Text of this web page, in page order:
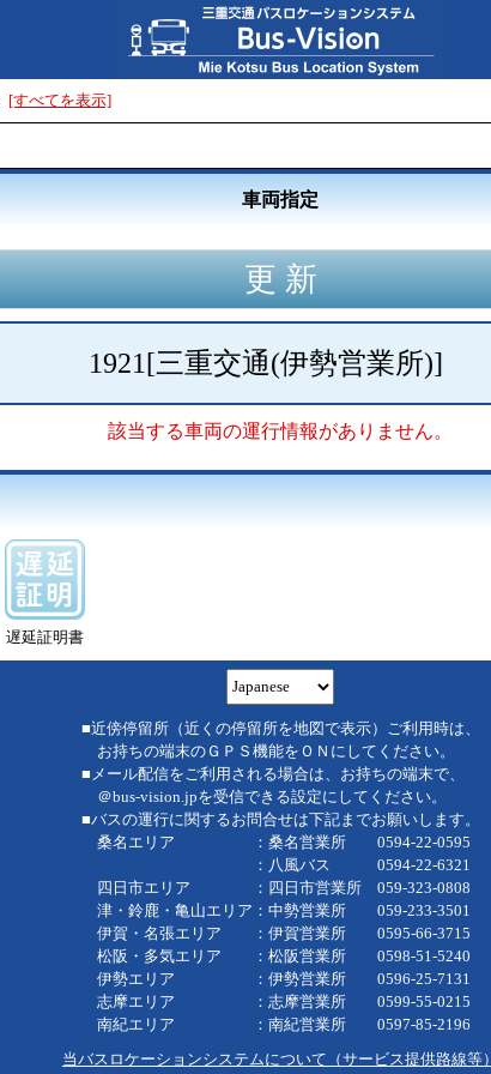
[すべてを表示]
車両指定
1921[三重交通(伊勢営業所)]
該当する車両の運行情報がありません。
遅延証明書
■近傍停留所（近くの停留所を地図で表示）ご利用時は、
お持ちの端末のＧＰＳ機能をＯＮにしてください。
■メール配信をご利用される場合は、お持ちの端末で、
＠bus-vision.jpを受信できる設定にしてください。
■バスの運行に関するお問合せは下記までお願いします。
桑名エリア ：桑名営業所 0594-22-0595
：八風バス 0594-22-6321
四日市エリア ：四日市営業所 059-323-0808
津・鈴鹿・亀山エリア：中勢営業所 059-233-3501
伊賀・名張エリア ：伊賀営業所 0595-66-3715
松阪・多気エリア ：松阪営業所 0598-51-5240
伊勢エリア ：伊勢営業所 0596-25-7131
志摩エリア ：志摩営業所 0599-55-0215
南紀エリア ：南紀営業所 0597-85-2196
当バスロケーションシステムについて（サービス提供路線等）